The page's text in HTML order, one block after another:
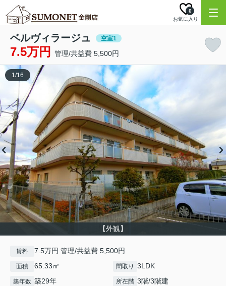
お気に入り
0
ベルヴィラージュ 空室1
7.5万円 管理/共益費 5,500円
【外観】
1/16
賃料 7.5万円 管理/共益費 5,500円
面積 65.33㎡ 間取り 3LDK
築年数 築29年 所在階 3階/3階建